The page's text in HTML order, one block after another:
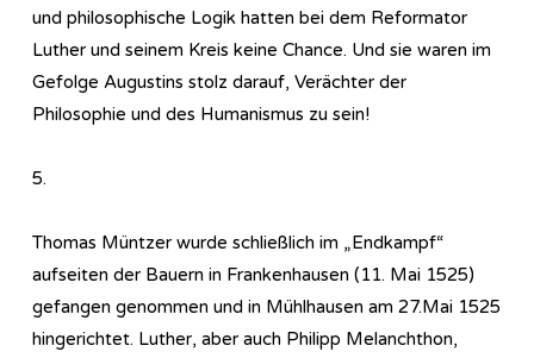
und philosophische Logik hatten bei dem Reformator
Luther und seinem Kreis keine Chance. Und sie waren im
Gefolge Augustins stolz darauf, Verächter der
Philosophie und des Humanismus zu sein!
5.
Thomas Müntzer wurde schließlich im „Endkampf“
aufseiten der Bauern in Frankenhausen (11. Mai 1525)
gefangen genommen und in Mühlhausen am 27.Mai 1525
hingerichtet. Luther, aber auch Philipp Melanchthon,